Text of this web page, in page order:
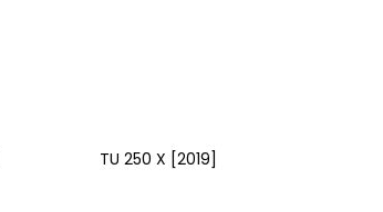
TU 250 X [2019]